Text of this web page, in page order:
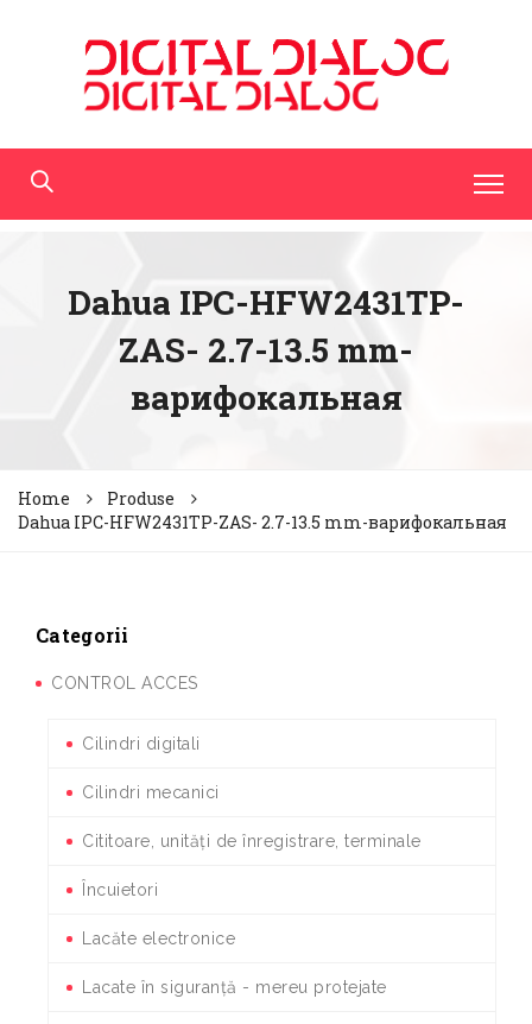
Dahua IPC-HFW2431TP-
ZAS- 2.7-13.5 mm-
варифокальная
Home
Produse
Dahua IPC-HFW2431TP-ZAS- 2.7-13.5 mm-варифокальная
Categorii
CONTROL ACCES
Cilindri digitali
Cilindri mecanici
Cititoare, unități de înregistrare, terminale
Încuietori
Lacăte electronice
Lacate în siguranță - mereu protejate